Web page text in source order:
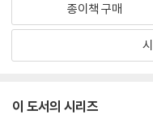
종이책 구매
이 도서의 시리즈